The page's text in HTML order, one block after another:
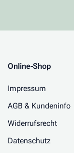
Online-Shop
Impressum
AGB & Kundeninfo
Widerrufsrecht
Datenschutz